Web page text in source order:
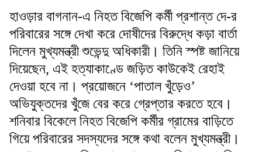
হাওড়ার বাগনান-এ নিহত বিজেপি কর্মী প্রশান্ত দে-র
পরিবারের সঙ্গে দেখা করে দোষীদের বিরুদ্ধে কড়া বার্তা
দিলেন মুখ্যমন্ত্রী শুভেন্দু অধিকারী। তিনি স্পষ্ট জানিয়ে
দিয়েছেন, এই হত্যাকাণ্ডে জড়িত কাউকেই রেহাই
দেওয়া হবে না। প্রয়োজনে ‘পাতাল খুঁড়েও’
অভিযুক্তদের খুঁজে বের করে গ্রেপ্তার করতে হবে।
শনিবার বিকেলে নিহত বিজেপি কর্মীর গ্রামের বাড়িতে
গিয়ে পরিবারের সদস্যদের সঙ্গে কথা বলেন মুখ্যমন্ত্রী।